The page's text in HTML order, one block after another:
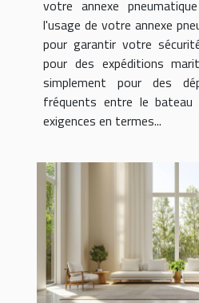
votre annexe
l'usage de votre annexe
pour garantir votre
pour des expéditions
simplement pour des
fréquents entre le
exigences en termes...